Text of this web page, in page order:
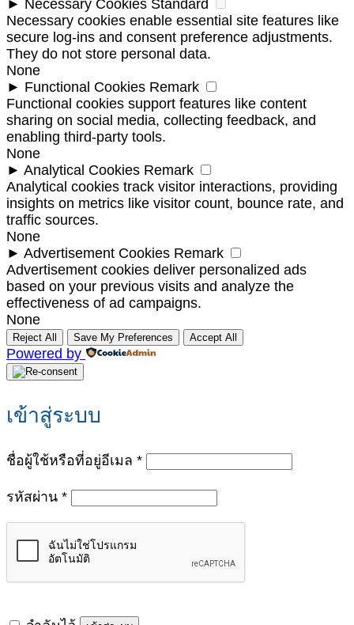
► Necessary Cookies Standard
Necessary cookies enable essential site features like
secure log-ins and consent preference adjustments.
They do not store personal data.
None
► Functional Cookies Remark
Functional cookies support features like content
sharing on social media, collecting feedback, and
enabling third-party tools.
None
► Analytical Cookies Remark
Analytical cookies track visitor interactions, providing
insights on metrics like visitor count, bounce rate, and
traffic sources.
None
► Advertisement Cookies Remark
Advertisement cookies deliver personalized ads
based on your previous visits and analyze the
effectiveness of ad campaigns.
None
Reject All Save My Preferences Accept All
Powered by
เข้าสู่ระบบ
ชื่อผู้ใช้หรือที่อยู่อีเมล *ต้องการ
รหัสผ่าน *ต้องการ